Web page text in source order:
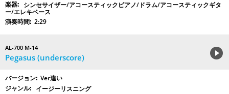
シンセサイザー/アコースティックピアノ/ドラム/アコースティックギタ
ー/エレキベース
2:29
AL-700 M-14
Pegasus (underscore)
Ver違い
イージーリスニング